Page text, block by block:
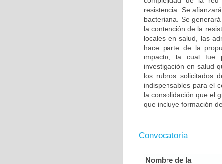
resistencia. Se
bacteriana. Se
la contención de la
locales en salud, las
hace parte de la
impacto, la cual fue
investigación en salud
los rubros solicitados
indispensables para el
la consolidación que el
que incluye formación
Convocatoria
Nombre de la